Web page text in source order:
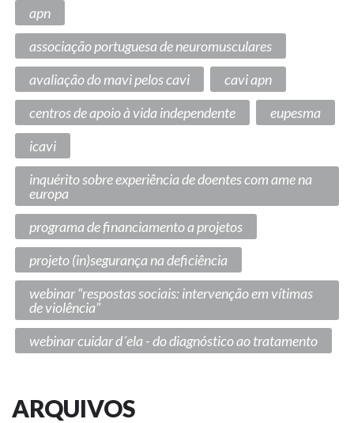
apn
associação portuguesa de neuromusculares
avaliação do mavi pelos cavi
cavi apn
centros de apoio à vida independente
eupesma
icavi
inquérito sobre experiência de doentes com ame na
europa
programa de financiamento a projetos
projeto (in)segurança na deficiência
webinar “respostas sociais: intervenção em vítimas
de violência”
webinar cuidar d´ela - do diagnóstico ao tratamento
ARQUIVOS